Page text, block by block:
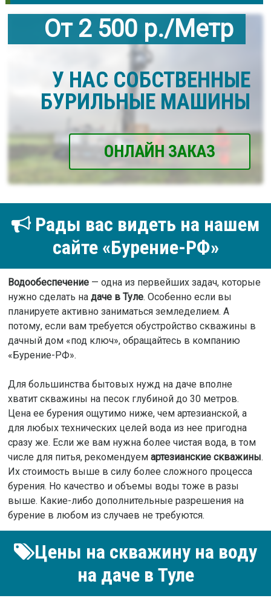
От 2 500 р./Метр
У НАС СОБСТВЕННЫЕ
БУРИЛЬНЫЕ МАШИНЫ
ОНЛАЙН ЗАКАЗ
Рады вас видеть на нашем
сайте «Бурение-РФ»
Водообеспечение— одна из первейших задач, которые
нужно сделать на даче в Туле. Особенно если вы
планируете активно заниматься земледелием. А
потому, если вам требуется обустройство скважины в
дачный дом «под ключ», обращайтесь в компанию
«Бурение-РФ».
Для большинства бытовых нужд на даче вполне
хватит скважины на песок глубиной до 30 метров.
Цена ее бурения ощутимо ниже, чем артезианской, а
для любых технических целей вода из нее пригодна
сразу же. Если же вам нужна более чистая вода, в том
числе для питья, рекомендуем артезианские скважины.
Их стоимость выше в силу более сложного процесса
бурения. Но качество и объемы воды тоже в разы
выше. Какие-либо дополнительные разрешения на
бурение в любом из случаев не требуются.
Цены на скважину на воду
на даче в Туле